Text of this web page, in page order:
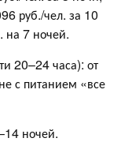
руб./чел. за 10
на 7 ночей.
20–24 часа): от
с питанием «все
ночей.